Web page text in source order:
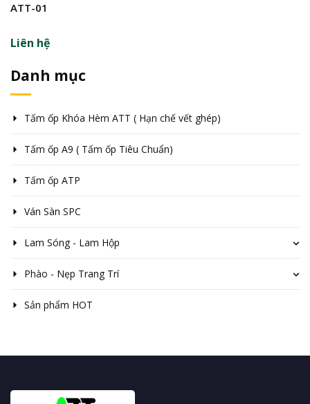
ATT-01
Liên hệ
Danh mục
Tấm ốp Khóa Hèm ATT ( Hạn chế vết ghép)
Tấm ốp A9 ( Tấm ốp Tiêu Chuẩn)
Tấm ốp ATP
Ván Sàn SPC
Lam Sóng - Lam Hộp
Phào - Nẹp Trang Trí
Sản phẩm HOT